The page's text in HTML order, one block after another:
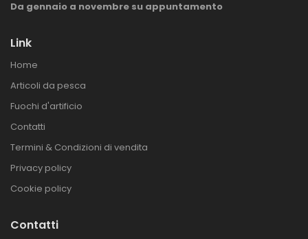
Da gennaio a novembre su appuntamento
Link
Home
Articoli da pesca
Fuochi d'artificio
Contatti
Termini & Condizioni di vendita
Privacy policy
Cookie policy
Contatti